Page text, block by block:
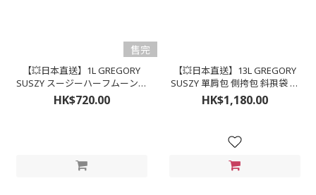
售完
【💥日本直送】1L GREGORY
SUSZY スージーハーフムーンシ
ョルダーS ショルダーバッグ 單
肩包 側挎包 斜孭袋 袋 月牙型 半
HK$720.00
【💥日本直送】13L GREGORY
SUSZY 單肩包 側挎包 斜孭袋 袋
象牙白 スージートート
HK$1,180.00